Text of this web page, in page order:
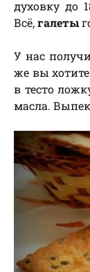
духовку до
Всё,галеты
У нас
же вы
в тесто
масла.